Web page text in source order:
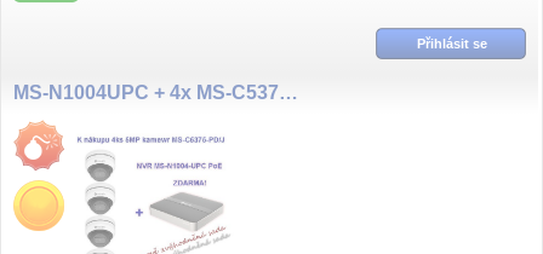
Přihlásit se
MS-N1004UPC + 4x MS-C5375-PD/J